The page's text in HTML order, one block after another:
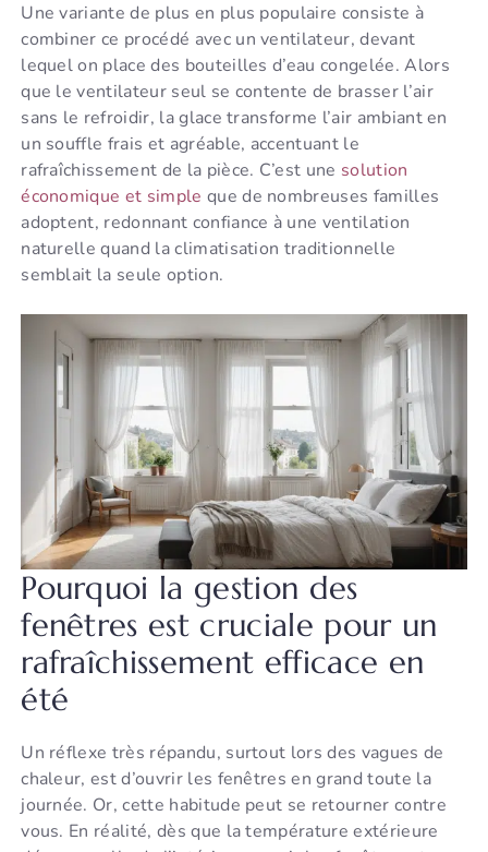
Une variante de plus en plus populaire consiste à
combiner ce procédé avec un ventilateur, devant
lequel on place des bouteilles d’eau congelée. Alors
que le ventilateur seul se contente de brasser l’air
sans le refroidir, la glace transforme l’air ambiant en
un souffle frais et agréable, accentuant le
rafraîchissement de la pièce. C’est une solution
économique et simple que de nombreuses familles
adoptent, redonnant confiance à une ventilation
naturelle quand la climatisation traditionnelle
semblait la seule option.
Pourquoi la gestion des
fenêtres est cruciale pour un
rafraîchissement efficace en
été
Un réflexe très répandu, surtout lors des vagues de
chaleur, est d’ouvrir les fenêtres en grand toute la
journée. Or, cette habitude peut se retourner contre
vous. En réalité, dès que la température extérieure